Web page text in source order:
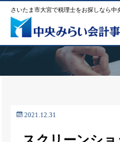
さいたま市大宮で税理士をお探しなら中
2021.12.31